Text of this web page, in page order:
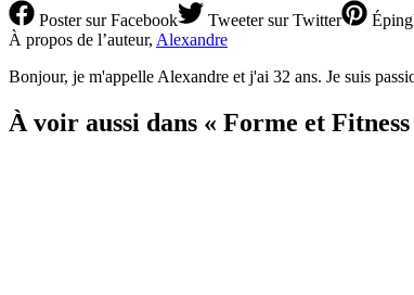
Postersur Facebook Tweetersur Twitter
À propos de l’auteur, Alexandre
Bonjour, je m'appelle Alexandre et j'ai 32 ans. Je suis
À voir aussi dans « Forme et Fitness